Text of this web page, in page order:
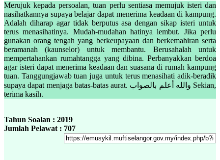
Merujuk kepada persoalan, tuan perlu sentiasa memujuk isteri dan
nasihatkannya supaya belajar dapat menerima keadaan di kampung.
Adalah diharap agar tidak berputus asa dengan sikap isteri untuk
terus menasihatinya. Mudah-mudahan hatinya lembut. Jika perlu
gunakan orang tengah yang berkeupayaan dan berkemahiran serta
beramanah (kaunselor) untuk membantu. Berusahalah untuk
mempertahankan rumahtangga yang dibina. Perbanyakkan berdoa
agar isteri dapat menerima keadaan dan suasana di rumah kampung
tuan. Tanggungjawab tuan juga untuk terus menasihati adik-beradik
supaya dapat menjaga batas-batas aurat. والله أعلم بالصواب Sekian,
terima kasih.
Tahun Soalan : 2019
Jumlah Pelawat : 707